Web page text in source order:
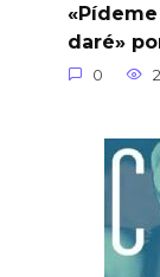
daré»
0